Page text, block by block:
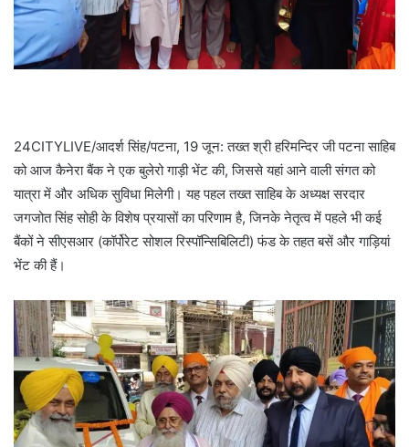
24CITYLIVE/आदर्श सिंह/पटना, 19 जून: तख्त श्री हरिमन्दिर जी पटना साहिब
को आज कैनेरा बैंक ने एक बुलेरो गाड़ी भेंट की, जिससे यहां आने वाली संगत को
यात्रा में और अधिक सुविधा मिलेगी। यह पहल तख्त साहिब के अध्यक्ष सरदार
जगजोत सिंह सोही के विशेष प्रयासों का परिणाम है, जिनके नेतृत्व में पहले भी कई
बैंकों ने सीएसआर (कॉर्पोरेट सोशल रिस्पॉन्सिबिलिटी) फंड के तहत बसें और गाड़ियां
भेंट की हैं।